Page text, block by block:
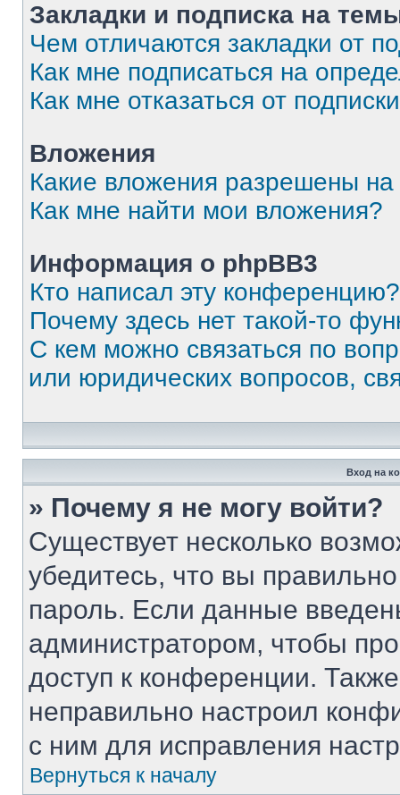
Закладки и подписка на
Чем отличаются закладки от
Как мне подписаться на
Как мне отказаться от
Вложения
Какие вложения разрешены
Как мне найти мои вложения?
Информация о phpBB3
Кто написал эту конференцию?
Почему здесь нет такой-то
С кем можно связаться по
или юридических вопросов,
Вход на
» Почему я не могу войти?
Существует несколько
убедитесь, что вы
пароль. Если данные
администратором, чтобы
доступ к конференции.
неправильно настроил
с ним для исправления
Вернуться к началу